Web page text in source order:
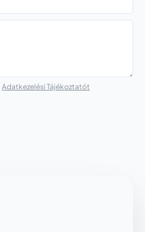
Adatkezelési Tájékoztatót